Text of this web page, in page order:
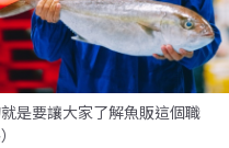
是要讓大家了解魚販這個職